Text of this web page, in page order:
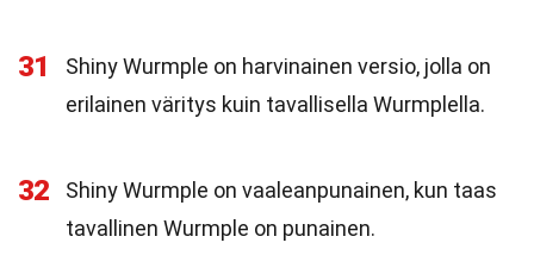
31
Shiny Wurmple on harvinainen versio, jolla on
erilainen väritys kuin tavallisella Wurmplella.
32
Shiny Wurmple on vaaleanpunainen, kun taas
tavallinen Wurmple on punainen.